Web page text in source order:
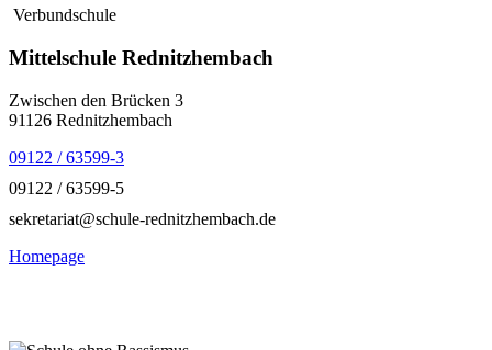
Verbundschule
Mittelschule Rednitzhembach
Zwischen den Brücken 3
91126 Rednitzhembach
09122 / 63599-3
09122 / 63599-5
sekretariat@schule-rednitzhembach.de
Homepage